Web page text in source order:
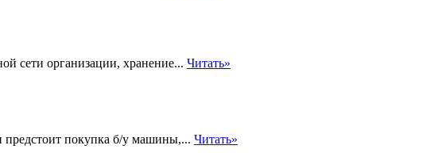
сети организации, хранение... Читать»
предстоит покупка б/у машины,... Читать»